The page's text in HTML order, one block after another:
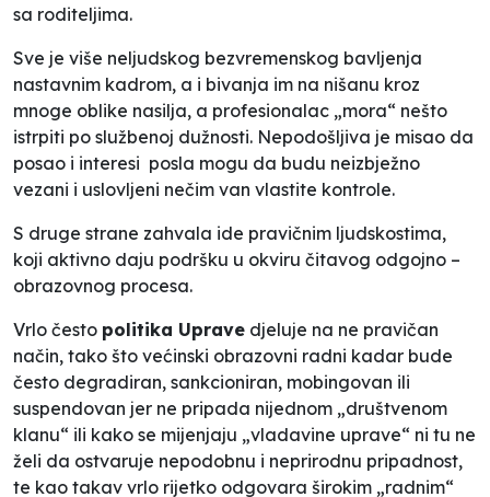
sa roditeljima.
Sve je više neljudskog bezvremenskog bavljenja
nastavnim kadrom, a i bivanja im na nišanu kroz
mnoge oblike nasilja, a profesionalac „mora“ nešto
istrpiti po službenoj dužnosti. Nepodošljiva je misao da
posao i interesi posla mogu da budu neizbježno
vezani i uslovljeni nečim van vlastite kontrole.
S druge strane zahvala ide pravičnim ljudskostima,
koji aktivno daju podršku u okviru čitavog odgojno –
obrazovnog procesa.
Vrlo često politika Uprave djeluje na ne pravičan
način, tako što većinski obrazovni radni kadar bude
često degradiran, sankcioniran, mobingovan ili
suspendovan jer ne pripada nijednom „društvenom
klanu“ ili kako se mijenjaju „vladavine uprave“ ni tu ne
želi da ostvaruje nepodobnu i neprirodnu pripadnost,
te kao takav vrlo rijetko odgovara širokim „radnim“